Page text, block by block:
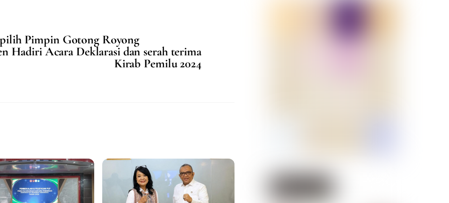
Pimpin Gotong Royong
Hadiri Acara Deklarasi dan serah terima
Kirab Pemilu 2024